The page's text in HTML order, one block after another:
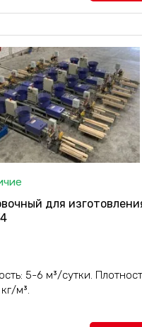
для
5-6 м³/сутки.
м³.